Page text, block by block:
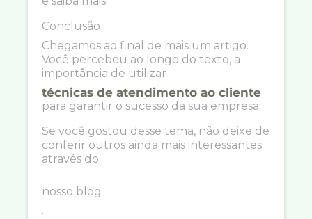
Conclusão
Chegamos ao final de mais um artigo.
Você percebeu ao longo do texto, a
importância de utilizar
técnicas de atendimento ao cliente
para garantir o sucesso da sua empresa.
Se você gostou desse tema, não deixe de
conferir outros ainda mais interessantes
através do
nosso blog
.